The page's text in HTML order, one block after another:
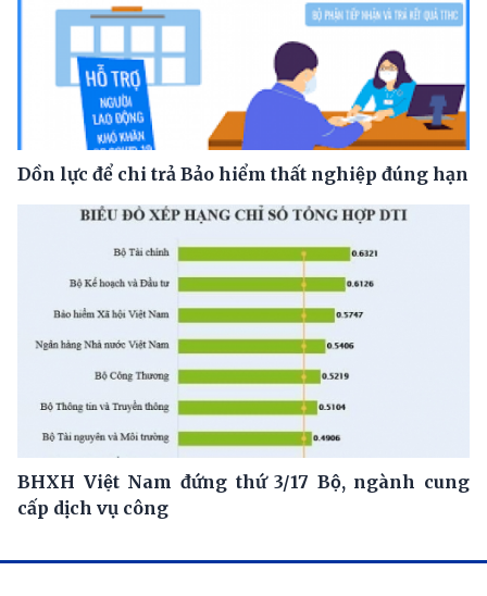
Dồn lực để chi trả Bảo hiểm thất nghiệp đúng hạn
BHXH Việt Nam đứng thứ 3/17 Bộ, ngành cung
cấp dịch vụ công